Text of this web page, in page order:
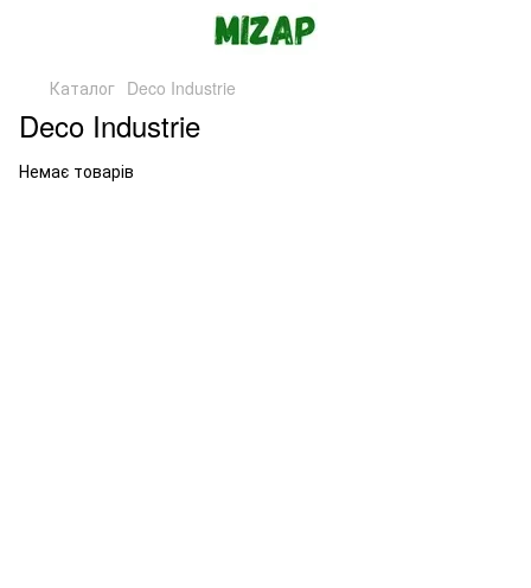
Каталог Deco Industrie
Deco Industrie
Немає товарів